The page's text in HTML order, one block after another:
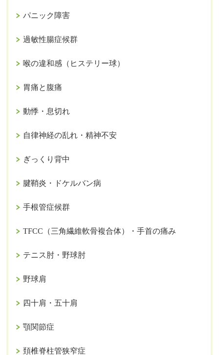
パニック障害
過敏性腸症候群
喉の違和感（ヒステリー球）
胃痛と腹痛
動悸・息切れ
自律神経の乱れ・精神不安
ぎっくり背中
腱鞘炎・ドケルバン病
手根管症候群
TFCC（三角繊維軟骨複合体）・手首の痛み
テニス肘・野球肘
野球肩
四十肩・五十肩
顎関節症
頚椎脊柱管狭窄症